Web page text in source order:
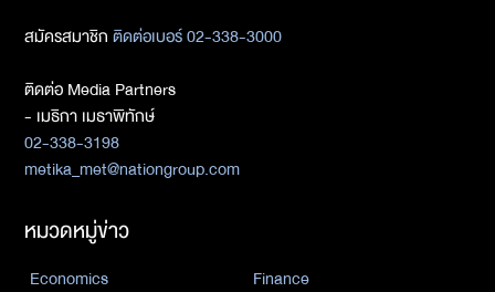
สมัครสมาชิกติดต่อเบอร์ 02-338-3000
ติดต่อ Media Partners
- เมธิกา เมธาพิทักษ์
02-338-3198
metika_met@nationgroup.com
หมวดหมู่ข่าว
Economics
Finance